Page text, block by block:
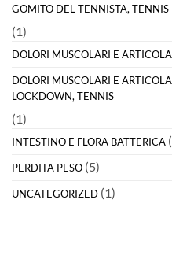
GOMITO DEL TENNISTA, TENNIS
(1)
DOLORI MUSCOLARI E
DOLORI MUSCOLARI E
LOCKDOWN, TENNIS
(1)
INTESTINO E FLORA BATTERICA
PERDITA PESO (5)
UNCATEGORIZED (1)